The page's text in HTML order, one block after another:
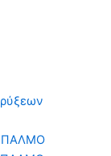
ΠΑΛΜΟ